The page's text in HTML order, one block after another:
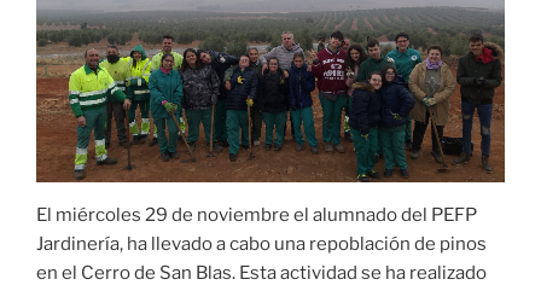
El miércoles 29 de noviembre el alumnado del PEFP
Jardinería, ha llevado a cabo una repoblación de pinos
en el Cerro de San Blas. Esta actividad se ha realizado